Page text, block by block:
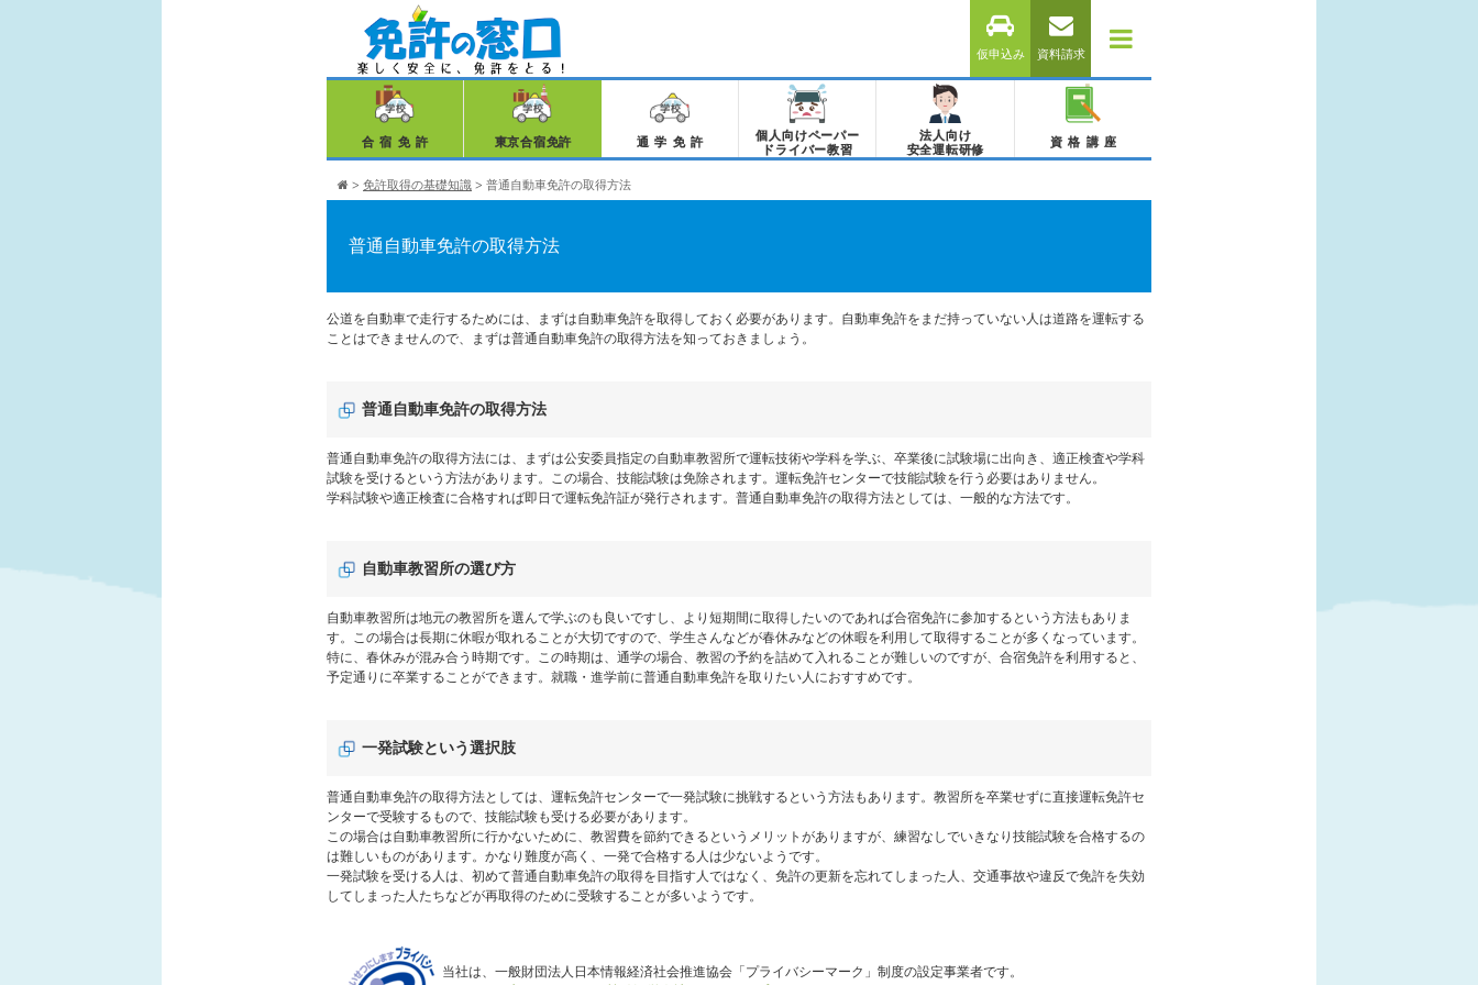
仮申込み 資料請求
合宿免許 東京合宿免許 通学免許
個人向けペーパー
ドライバー教習
法人向け
安全運転研修
資格講座
> 免許取得の基礎知識 > 普通自動車免許の取得方法
普通自動車免許の取得方法
公道を自動車で走行するためには、まずは自動車免許を取得しておく必要があります。自動車免許をまだ持っていない人は道路を運転する
ことはできませんので、まずは普通自動車免許の取得方法を知っておきましょう。
普通自動車免許の取得方法
普通自動車免許の取得方法には、まずは公安委員指定の自動車教習所で運転技術や学科を学ぶ、卒業後に試験場に出向き、適正検査や学科
試験を受けるという方法があります。この場合、技能試験は免除されます。運転免許センターで技能試験を行う必要はありません。
学科試験や適正検査に合格すれば即日で運転免許証が発行されます。普通自動車免許の取得方法としては、一般的な方法です。
自動車教習所の選び方
自動車教習所は地元の教習所を選んで学ぶのも良いですし、より短期間に取得したいのであれば合宿免許に参加するという方法もありま
す。この場合は長期に休暇が取れることが大切ですので、学生さんなどが春休みなどの休暇を利用して取得することが多くなっています。
特に、春休みが混み合う時期です。この時期は、通学の場合、教習の予約を詰めて入れることが難しいのですが、合宿免許を利用すると、
予定通りに卒業することができます。就職・進学前に普通自動車免許を取りたい人におすすめです。
一発試験という選択肢
普通自動車免許の取得方法としては、運転免許センターで一発試験に挑戦するという方法もあります。教習所を卒業せずに直接運転免許セ
ンターで受験するもので、技能試験も受ける必要があります。
この場合は自動車教習所に行かないために、教習費を節約できるというメリットがありますが、練習なしでいきなり技能試験を合格するの
は難しいものがあります。かなり難度が高く、一発で合格する人は少ないようです。
一発試験を受ける人は、初めて普通自動車免許の取得を目指す人ではなく、免許の更新を忘れてしまった人、交通事故や違反で免許を失効
してしまった人たちなどが再取得のために受験することが多いようです。
当社は、一般財団法人日本情報経済社会推進協会「プライバシーマーク」制度の設定事業者です。